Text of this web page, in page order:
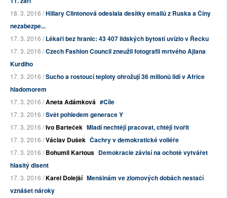
18. 3. 2016 /Hillary Clintonová odeslala desítky emailů z Ruska a Číny
nezabezpe...
17. 3. 2016 /Lékaři bez hranic: 43 407 lidských bytostí uvízlo v Řecku
17. 3. 2016 /Czech Fashion Council zneužil fotografii mrtvého Ajlana
Kurdiho
17. 3. 2016 /Sucho a rostoucí teploty ohrožují 36 milionů lidí v Africe
hladomorem
17. 3. 2016 /Aneta Adámková #Cíle
17. 3. 2016 /Svět pohledem generace Y
17. 3. 2016 /Ivo Barteček Mladí nechtějí pracovat, chtějí tvořit
17. 3. 2016 /Václav Dušek Čachry v demokratické voliéře
17. 3. 2016 /Bohumil Kartous Demokracie závisí na ochotě vytvářet
hlasitý disent
17. 3. 2016 /Karel Dolejší Menšinám ve zlomových dobách nestačí
vznášet nároky